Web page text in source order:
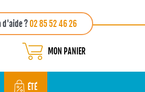
d'aide ?02 85 52 46 26
MON PANIER
ÉTÉ